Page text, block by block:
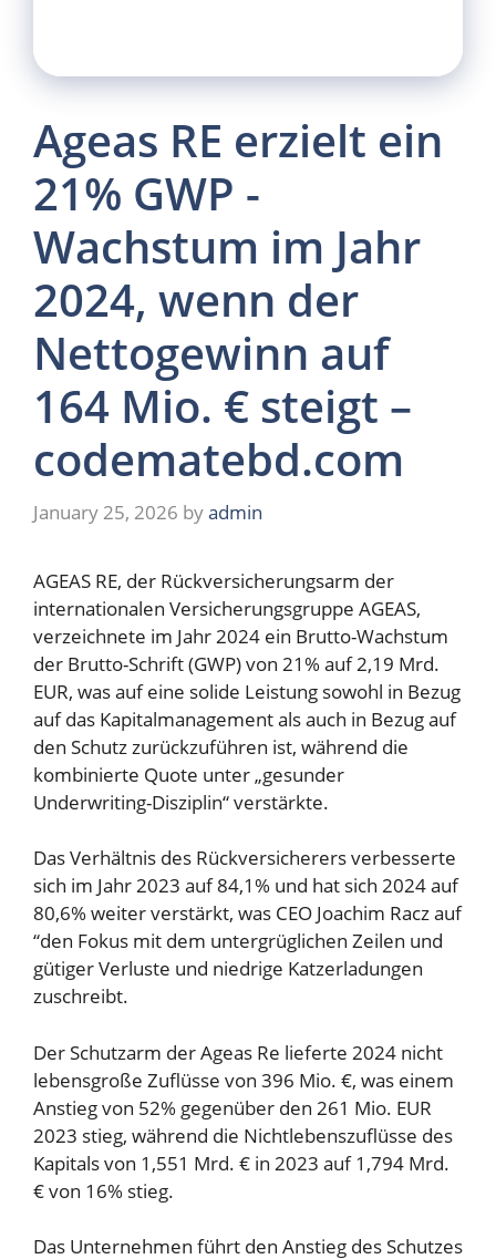
Ageas RE erzielt ein
21% GWP -
Wachstum im Jahr
2024, wenn der
Nettogewinn auf
164 Mio. € steigt –
codematebd.com
January 25, 2026 byadmin
AGEAS RE, der Rückversicherungsarm der
internationalen Versicherungsgruppe AGEAS,
verzeichnete im Jahr 2024 ein Brutto-Wachstum
der Brutto-Schrift (GWP) von 21% auf 2,19 Mrd.
EUR, was auf eine solide Leistung sowohl in Bezug
auf das Kapitalmanagement als auch in Bezug auf
den Schutz zurückzuführen ist, während die
kombinierte Quote unter „gesunder
Underwriting-Disziplin“ verstärkte.
Das Verhältnis des Rückversicherers verbesserte
sich im Jahr 2023 auf 84,1% und hat sich 2024 auf
80,6% weiter verstärkt, was CEO Joachim Racz auf
“den Fokus mit dem untergrüglichen Zeilen und
gütiger Verluste und niedrige Katzerladungen
zuschreibt.
Der Schutzarm der Ageas Re lieferte 2024 nicht
lebensgroße Zuflüsse von 396 Mio. €, was einem
Anstieg von 52% gegenüber den 261 Mio. EUR
2023 stieg, während die Nichtlebenszuflüsse des
Kapitals von 1,551 Mrd. € in 2023 auf 1,794 Mrd.
€ von 16% stieg.
Das Unternehmen führt den Anstieg des Schutzes